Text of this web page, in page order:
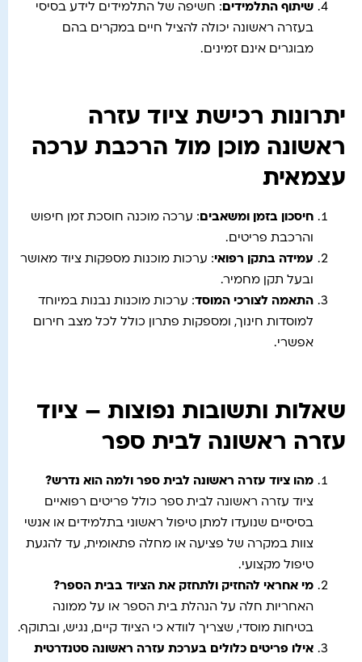
שיתוף התלמידים : חשיפה של התלמידים לידע בסיסי
בעזרה ראשונה יכולה להציל חיים במקרים בהם
מבוגרים אינם זמינים.
יתרונות רכישת ציוד עזרה
ראשונה מוכן מול הרכבת ערכה
עצמאית
חיסכון בזמן ומשאבים: ערכה מוכנה חוסכת זמן חיפוש
והרכבת פריטים.
עמידה בתקן רפואי: ערכות מוכנות מספקות ציוד מאושר
ובעל תקן מחמיר.
התאמה לצורכי המוסד: ערכות מוכנות נבנות במיוחד
למוסדות חינוך, ומספקות פתרון כולל לכל מצב חירום
אפשרי.
שאלות ותשובות נפוצות – ציוד
עזרה ראשונה לבית ספר
מהו ציוד עזרה ראשונה לבית ספר ולמה הוא נדרש?
ציוד עזרה ראשונה לבית ספר כולל פריטים רפואיים
בסיסיים שנועדו למתן טיפול ראשוני בתלמידים או אנשי
צוות במקרה של פציעה או מחלה פתאומית, עד להגעת
טיפול מקצועי.
מי אחראי להחזיק ולתחזק את הציוד בבית הספר?
האחריות חלה על הנהלת בית הספר או על ממונה
בטיחות מוסדי, שצריך לוודא כי הציוד קיים, נגיש, ובתוקף.
אילו פריטים כלולים בערכת עזרה ראשונה סטנדרטית